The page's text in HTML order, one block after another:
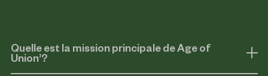
Quelle est la mission principale de Age of
Union’?